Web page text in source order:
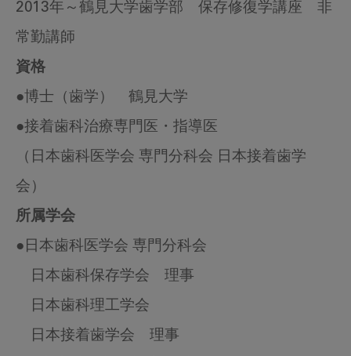
2013年～鶴見大学歯学部 保存修復学講座 非
常勤講師
資格
●博士（歯学） 鶴見大学
●接着歯科治療専門医・指導医
（日本歯科医学会 専門分科会 日本接着歯学
会）
所属学会
●日本歯科医学会 専門分科会
日本歯科保存学会 理事
日本歯科理工学会
日本接着歯学会 理事